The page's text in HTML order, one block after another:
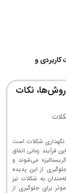
و
روش‌ها، نکات
نگهداری شکلات است
فرآیند زمانی اتفاق
می‌شوند و
از این پدیده
به شکلات نیز
برای جلوگیری از